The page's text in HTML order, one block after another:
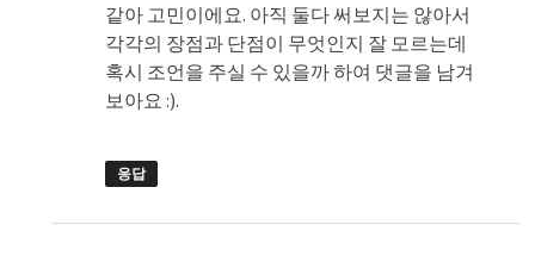
같아 고민이에요. 아직 둘다 써보지는 않아서
각각의 장점과 단점이 무엇인지 잘 모르는데
혹시 조언을 주실 수 있을까 하여 댓글을 남겨
보아요 :).
응답